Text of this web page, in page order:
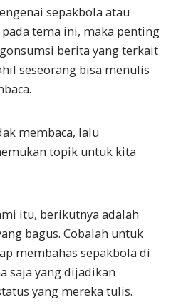
sepakbola atau
tema ini, maka penting
berita yang terkait
seseorang bisa menulis
membaca, lalu
topik untuk kita
itu, berikutnya adalah
bagus. Cobalah untuk
membahas sepakbola di
saja yang dijadikan
yang mereka tulis.